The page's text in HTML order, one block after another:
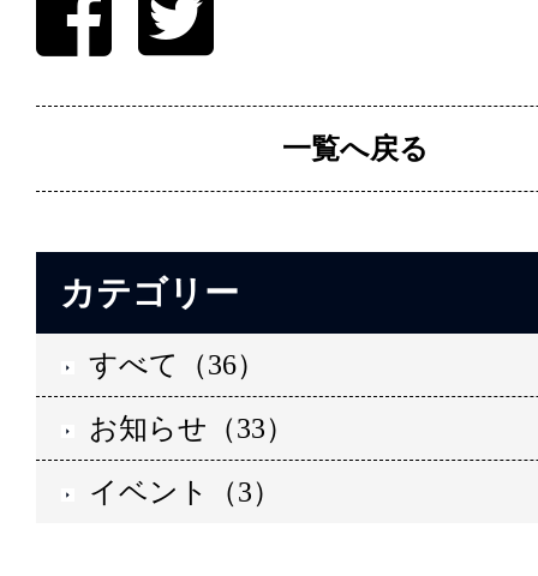
一覧へ戻る
カテゴリー
すべて（36）
お知らせ（33）
イベント（3）